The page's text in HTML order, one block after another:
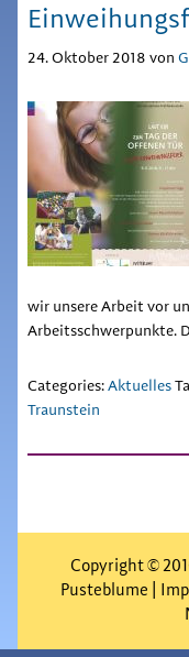
24. Oktober 2018 von
wir unsere Arbeit vor
Arbeitsschwerpunkte.
Categories:Aktuelles
Traunstein
Copyright ©
Pusteblume |